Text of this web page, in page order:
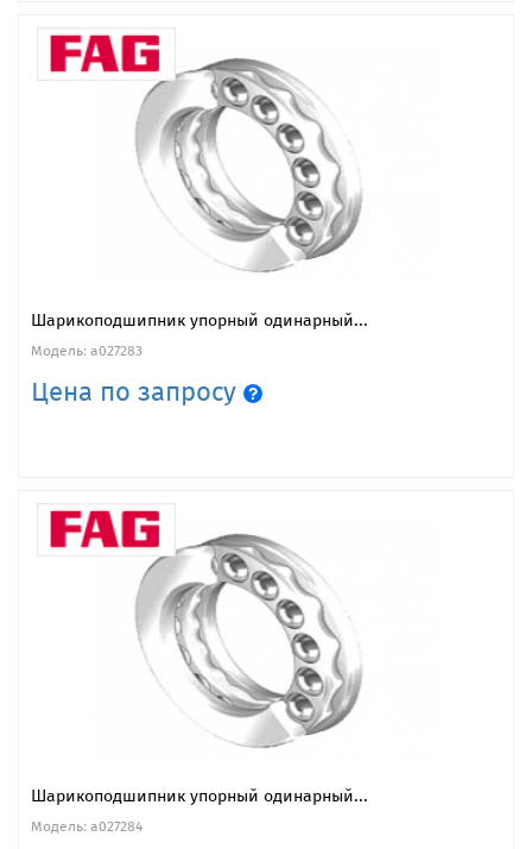
Шарикоподшипник упорный одинарный...
Модель: a027283
Цена по запросу
Шарикоподшипник упорный одинарный...
Модель: a027284